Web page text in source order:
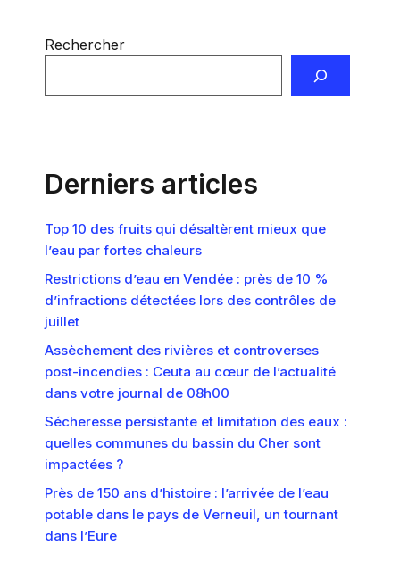
Rechercher
Derniers articles
Top 10 des fruits qui désaltèrent mieux que
l’eau par fortes chaleurs
Restrictions d’eau en Vendée : près de 10 %
d’infractions détectées lors des contrôles de
juillet
Assèchement des rivières et controverses
post-incendies : Ceuta au cœur de l’actualité
dans votre journal de 08h00
Sécheresse persistante et limitation des eaux :
quelles communes du bassin du Cher sont
impactées ?
Près de 150 ans d’histoire : l’arrivée de l’eau
potable dans le pays de Verneuil, un tournant
dans l’Eure